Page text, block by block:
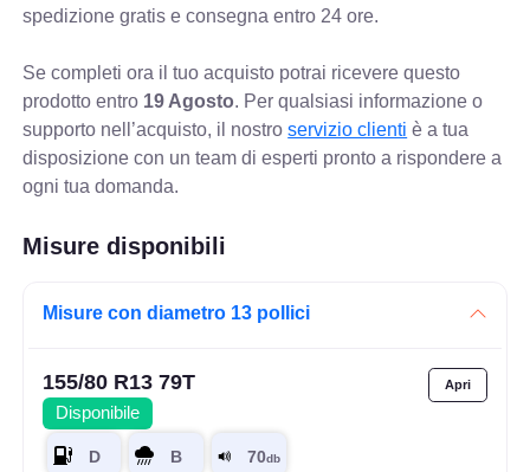
spedizione gratis e consegna entro 24 ore.
Se completi ora il tuo acquisto potrai ricevere questo
prodotto entro 19 Agosto. Per qualsiasi informazione o
supporto nell’acquisto, il nostroservizio clienti è a tua
disposizione con un team di esperti pronto a rispondere a
ogni tua domanda.
Misure disponibili
Misure con diametro 13 pollici
155/80 R13 79T
Disponibile